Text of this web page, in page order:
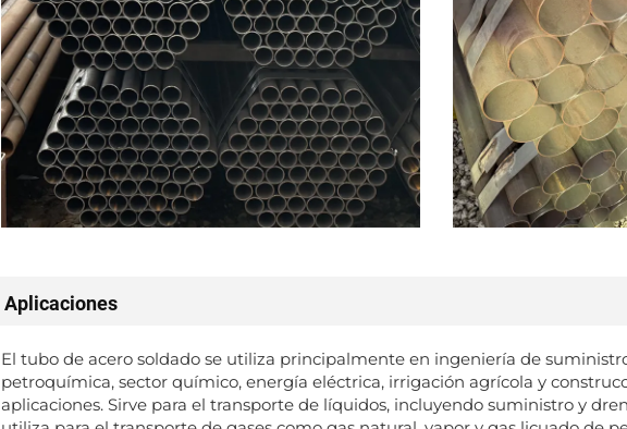
Aplicaciones
El tubo de acero soldado se utiliza principalmente en ingeniería de
petroquímica, sector químico, energía eléctrica, irrigación agrícola y
aplicaciones. Sirve para el transporte de líquidos, incluyendo suministro y